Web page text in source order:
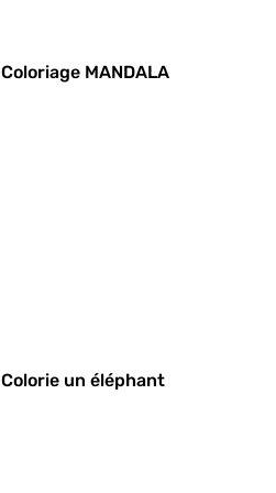
Coloriage MANDALA
Colorie un éléphant